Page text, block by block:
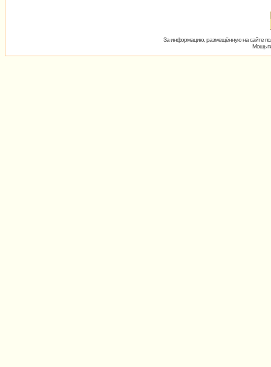
За информацию, размещённую на сайте
Мощь